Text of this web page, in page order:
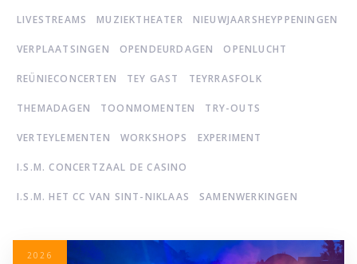
LIVESTREAMS MUZIEKTHEATER NIEUWJAARSHEYPPENINGEN
VERPLAATSINGEN OPENDEURDAGEN OPENLUCHT
REÜNIECONCERTEN TEY GAST TEYRRASFOLK
THEMADAGEN TOONMOMENTEN TRY-OUTS
VERTEYLEMENTEN WORKSHOPS EXPERIMENT
I.S.M. CONCERTZAAL DE CASINO
I.S.M. HET CC VAN SINT-NIKLAAS SAMENWERKINGEN
2026